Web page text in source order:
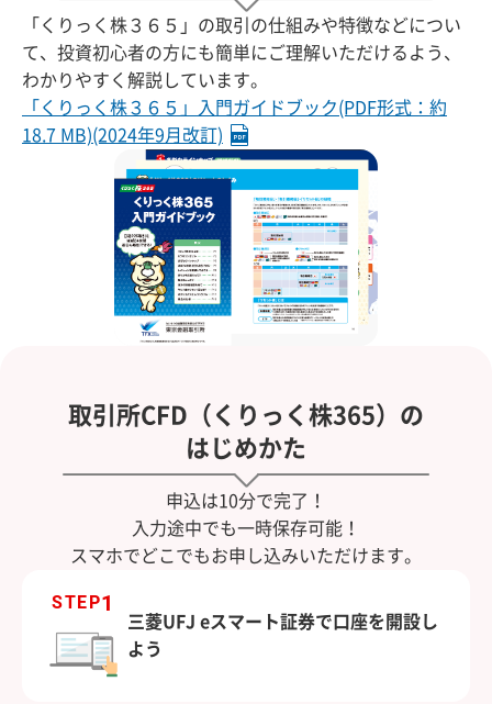
「くりっく株３６５」の取引の仕組みや特徴などについ
て、投資初心者の方にも簡単にご理解いただけるよう、
わかりやすく解説しています。
「くりっく株３６５」入門ガイドブック(PDF形式：約
18.7 MB)(2024年9月改訂)
取引所CFD（くりっく株365）の
はじめかた
申込は10分で完了！
入力途中でも一時保存可能！
スマホでどこでもお申し込みいただけます。
STEP1
三菱UFJ eスマート証券で口座を開設し
よう